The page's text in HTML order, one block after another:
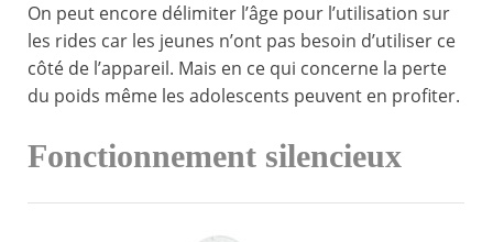
On peut encore délimiter l’âge pour l’utilisation sur
les rides car les jeunes n’ont pas besoin d’utiliser ce
côté de l’appareil. Mais en ce qui concerne la perte
du poids même les adolescents peuvent en profiter.
Fonctionnement silencieux